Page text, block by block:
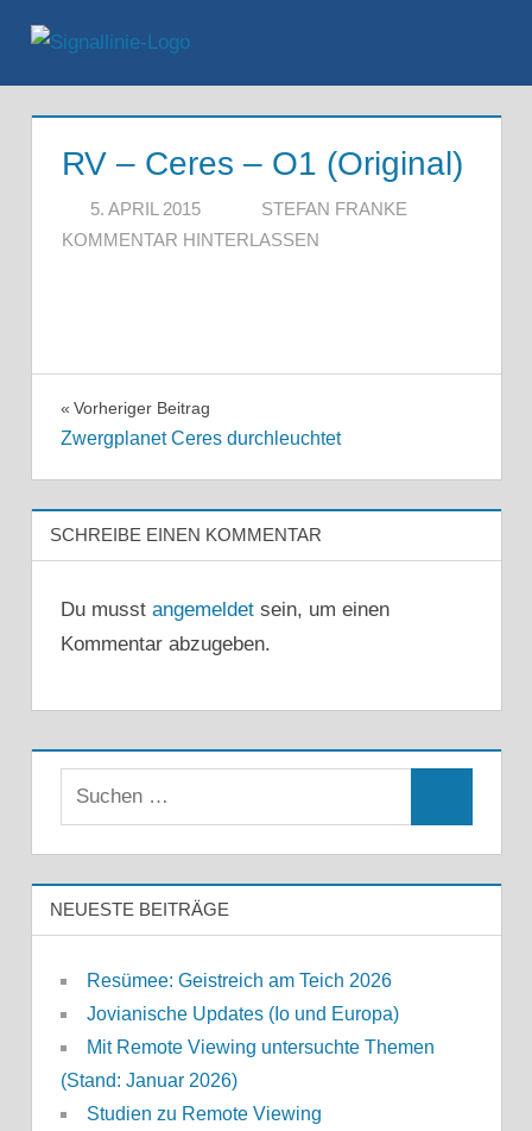
Inhalt
springen
RV – Ceres – O1 (Original)
5. APRIL 2015
STEFAN FRANKE
KOMMENTAR HINTERLASSEN
Beitragsnavigation
Vorheriger Beitrag
Zwergplanet Ceres durchleuchtet
SCHREIBE EINEN KOMMENTAR
Du musst angemeldetsein, um einen
Kommentar abzugeben.
NEUESTE BEITRÄGE
Resümee: Geistreich am Teich 2026
Jovianische Updates (Io und Europa)
Mit Remote Viewing untersuchte Themen
(Stand: Januar 2026)
Studien zu Remote Viewing